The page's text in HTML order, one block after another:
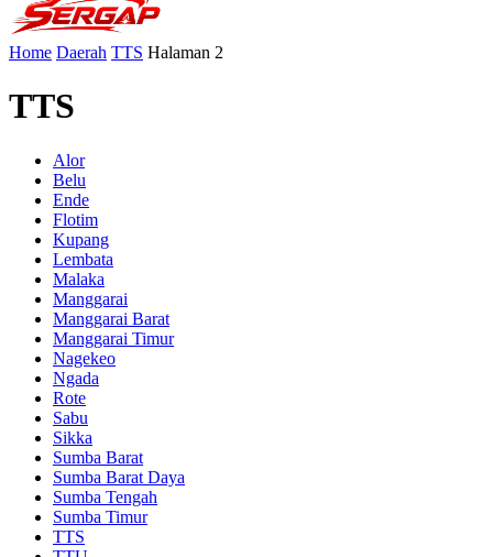
Home Daerah TTS Halaman 2
TTS
Alor
Belu
Ende
Flotim
Kupang
Lembata
Malaka
Manggarai
Manggarai Barat
Manggarai Timur
Nagekeo
Ngada
Rote
Sabu
Sikka
Sumba Barat
Sumba Barat Daya
Sumba Tengah
Sumba Timur
TTS